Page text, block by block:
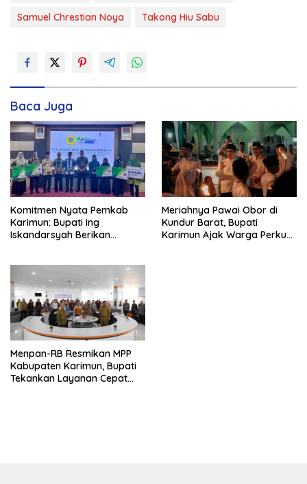
Samuel Chrestian Noya
Takong Hiu Sabu
Baca Juga
Komitmen Nyata Pemkab
Karimun: Bupati Ing
Iskandarsyah Berikan
TPQ hingga Petugas DKM
Meriahnya Pawai Obor di
Kundur Barat, Bupati
Karimun Ajak Warga Perkuat
Menpan-RB Resmikan MPP
Kabupaten Karimun, Bupati
Tekankan Layanan Cepat